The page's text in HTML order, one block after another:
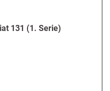
131 (1. Serie)